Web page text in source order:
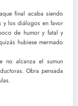
final acaba siendo
y los diálogos en favor
de humor y fatal y
hubiese mermado
no alcanza el sumun
Obra pensada